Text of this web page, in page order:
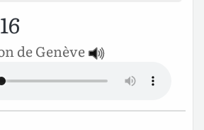
de Genève